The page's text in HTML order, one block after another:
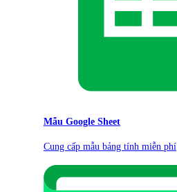
Mẫu Google Sheet
Cung cấp mẫu bảng tính miễn phí